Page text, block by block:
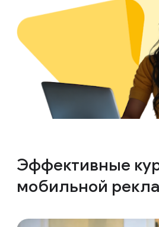
Эффективные
мобильной